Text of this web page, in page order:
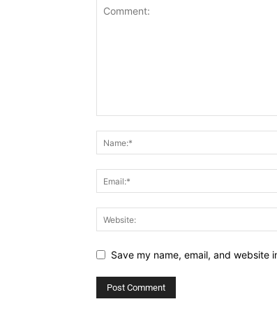
Save my name, email, and website